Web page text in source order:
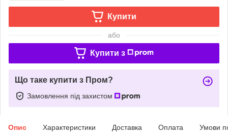
Купити
або
Купити з
Що таке купити з Пром?
Замовлення під захистом
Опис Характеристики Доставка Оплата Умови